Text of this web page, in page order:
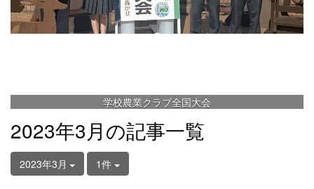
学校農業クラブ全国大会
2023年3月の記事一覧
2023年3月 1件